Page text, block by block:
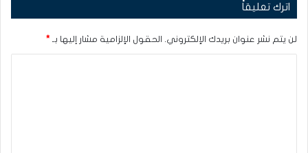
اترك تعليقاً
لن يتم نشر عنوان بريدك الإلكتروني. الحقول الإلزامية مشار إليها بـ *